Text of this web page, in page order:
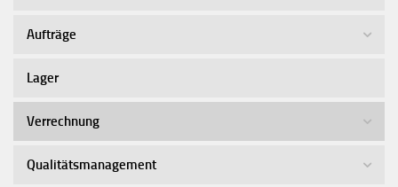
Aufträge
Lager
Verrechnung
Qualitätsmanagement